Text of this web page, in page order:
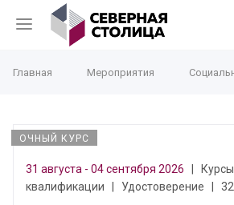
Главная Мероприятия
ОЧНЫЙ КУРС
31 августа - 04 сентября 2026
квалификации
Удостоверение